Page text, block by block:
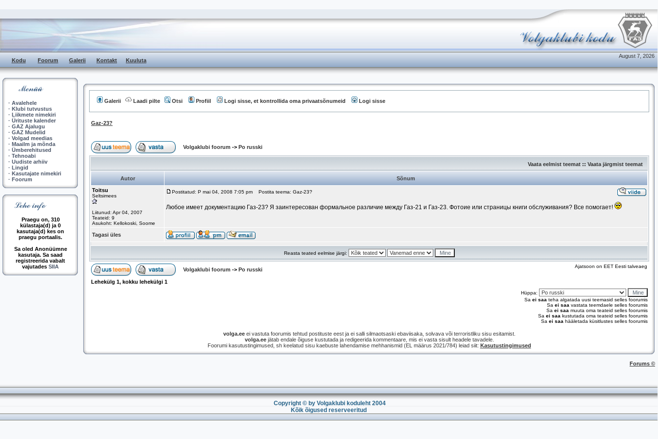
Kodu Foorum Galerii Kontakt Kuuluta
August 7, 2026
· Avalehele
· Klubi tutvustus
· Liikmete nimekiri
· Ürituste kalender
· GAZ Ajalugu
· GAZ Mudelid
· Volgad meedias
· Maailm ja mõnda
· Ümberehitused
· Tehnoabi
· Uudiste arhiiv
· Lingid
· Kasutajate nimekiri
· Foorum
Praegu on, 310
külastaja(d) ja 0
kasutaja(d) kes on
praegu portaalis.
Sa oled Anonüümne
kasutaja. Sa saad
registreerida vabalt
vajutades SIIA
Galerii Laadi pilte Otsi Profiil Logi sisse, et kontrollida oma privaatsõnumeid Logi sisse
Gaz-23?
Volgaklubi foorum -> Po russki
Vaata eelmist teemat :: Vaata järgmist teemat
Autor
Sõnum
Toitsu
Seltsimees
Liitunud: Apr 04, 2007
Teateid: 9
Asukoht: Kellokoski, Soome
Postitatud: P mai 04, 2008 7:05 pm Postita teema: Gaz-23?
Любое имеет документацию Газ-23? Я заинтересован формальное различие между Газ-21 и Газ-23. Фотоие или страницы книги обслуживания? Все помогает!
Tagasi üles
Reasta teated eelmise järgi:
Volgaklubi foorum -> Po russki
Ajatsoon on EET Eesti talveaeg
Lehekülg 1, kokku lehekülgi 1
Hüppa:
Sa ei saa teha algatada uusi teemasid selles foorumis
Sa ei saa vastata teemdaele selles foorumis
Sa ei saa muuta oma teateid selles foorumis
Sa ei saa kustutada oma teateid selles foorumis
Sa ei saa hääletada küsitlustes selles foorumis
volga.eeei vastuta foorumis tehtud postituste eest ja ei salli silmaotsaski ebaviisaka, solvava või terroristliku sisu esitamist.
volga.eejätab endale õiguse kustutada ja redigeerida kommentaare, mis ei vasta sisult headele tavadele.
Foorumi kasutustingimused, sh keelatud sisu kaebuste lahendamise mehhanismid (EL määrus 2021/784) leiad siit: Kasutustingimused
Forums ©
Copyright © by Volgaklubi koduleht 2004
Kõik õigused reserveeritud